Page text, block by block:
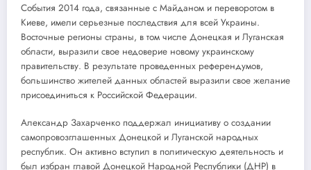
События 2014 года, связанные с Майданом и переворотом в
Киеве, имели серьезные последствия для всей Украины.
Восточные регионы страны, в том числе Донецкая и Луганская
области, выразили свое недоверие новому украинскому
правительству. В результате проведенных референдумов,
большинство жителей данных областей выразили свое желание
присоединиться к Российской Федерации.
Александр Захарченко поддержал инициативу о создании
самопровозглашенных Донецкой и Луганской народных
республик. Он активно вступил в политическую деятельность и
был избран главой Донецкой Народной Республики (ДНР) в